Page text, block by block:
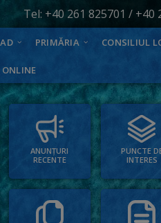
Tel: +40 261 825701 / +40
PRIMĂRIA CONSILIUL
ONLINE
ANUNȚURI
RECENTE
PUNCTE
INTERES